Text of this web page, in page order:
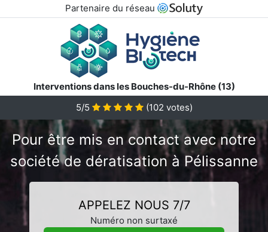
Partenaire du réseau
Interventions dans les Bouches-du-Rhône (13)
5/5
(102 votes)
Pour être mis en contact avec notre
société de dératisation à Pélissanne
APPELEZ NOUS 7/7
Numéro non surtaxé